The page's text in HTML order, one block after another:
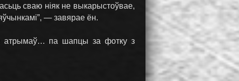
сваю ніяк не выкарыстоўвае,
— завярае ён.
атрымаў… па шапцы за фотку з